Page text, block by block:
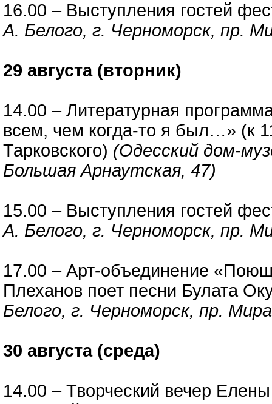
16.00 – Выступления гостей
А. Белого, г. Черноморск, пр.
29 августа (вторник)
14.00 – Литературная
всем, чем когда-то я был…» (к
Тарковского) (Одесский дом-
Большая Арнаутская, 47)
15.00 – Выступления гостей
А. Белого, г. Черноморск, пр.
17.00 – Арт-объединение
Плеханов поет песни Булата
Белого, г. Черноморск, пр.
30 августа (среда)
14.00 – Творческий вечер